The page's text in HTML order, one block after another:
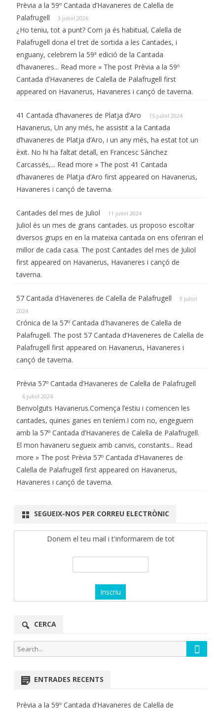
Prèvia a la 59º Cantada d’Havaneres de Calella de
Palafrugell
3 juliol 2026
¿Ho teniu, tot a punt? Com ja és habitual, Calella de
Palafrugell dona el tret de sortida a les Cantades, i
enguany, celebrem la 59ª edició de la Cantada
d’havaneres... Read more » The post Prèvia a la 59º
Cantada d’Havaneres de Calella de Palafrugell first
appeared on Havanerus, Havaneres i cançó de taverna.
41 Cantada d’havaneres de Platja d’Aro 15 juliol 2024
Havanerus, Un any més, he assistit a la Cantada
d’havaneres de Platja d’Aro, i un any més, ha estat tot un
èxit. No hi ha faltat detall, en Francesc Sánchez
Carcassés,... Read more » The post 41 Cantada
d’havaneres de Platja d’Aro first appeared on Havanerus,
Havaneres i cançó de taverna.
Cantades del mes de Juliol 11 juliol 2024
Juliol és un mes de grans cantades. us proposo escoltar
diversos grups en en la mateixa cantada on ens oferiran el
millor de cada casa. The post Cantades del mes de Juliol
first appeared on Havanerus, Havaneres i cançó de
taverna.
57 Cantada d’Haveneres de Calella de Palafrugell
9 juliol
2024
Crónica de la 57º Cantada d'havaneres de Calella de
Palafrugell. The post 57 Cantada d’Haveneres de Calella de
Palafrugell first appeared on Havanerus, Havaneres i
cançó de taverna.
Prèvia 57º Cantada d’Havaneres de Calella de Palafrugell
6 juliol 2024
Benvolguts Havanerus.Comença l’estiu i comencen les
cantades, quines ganes en teníem.I com no, engeguem
amb la 57º Cantada d’Havaneres de Calella de Palafrugell.
El mon havaneru segueix amb canvis, constants... Read
more » The post Prèvia 57º Cantada d’Havaneres de
Calella de Palafrugell first appeared on Havanerus,
Havaneres i cançó de taverna.
SEGUEIX-NOS PER CORREU ELECTRÒNIC
Donem el teu mail i t'informarem de tot
CERCA
Search
for:
Search
ENTRADES RECENTS
Prèvia a la 59º Cantada d’Havaneres de Calella de